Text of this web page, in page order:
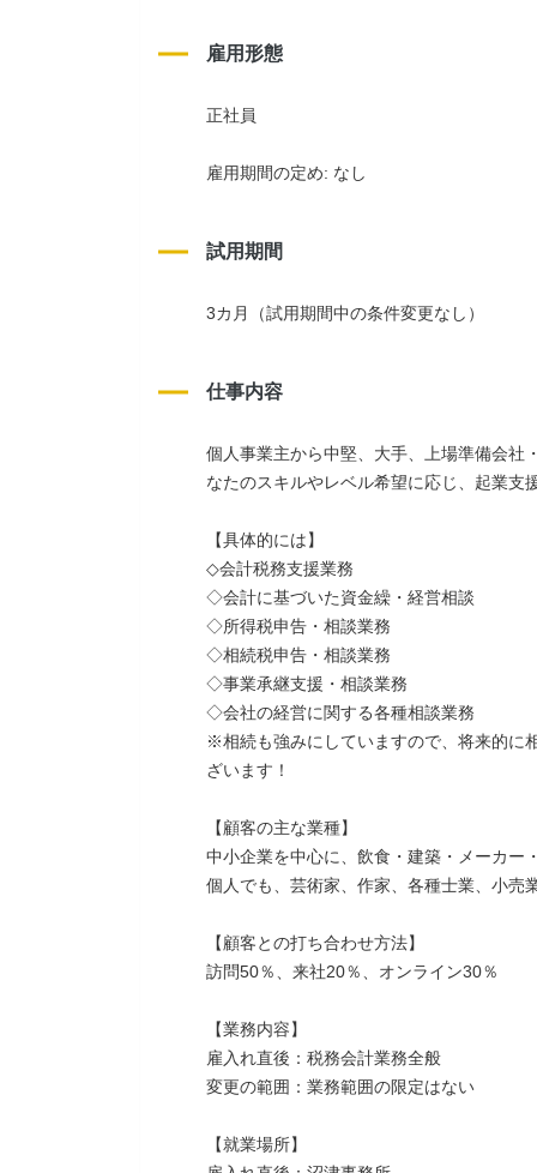
雇用形態
正社員
雇用期間の定め: なし
試用期間
3カ月（試用期間中の条件変更なし）
仕事内容
個人事業主から中堅、大手、上場準備会社
なたのスキルやレベル希望に応じ、起業支
【具体的には】
◇会計税務支援業務
◇会計に基づいた資金繰・経営相談
◇所得税申告・相談業務
◇相続税申告・相談業務
◇事業承継支援・相談業務
◇会社の経営に関する各種相談業務
※相続も強みにしていますので、将来的に
ざいます！
【顧客の主な業種】
中小企業を中心に、飲食・建築・メーカー
個人でも、芸術家、作家、各種士業、小売
【顧客との打ち合わせ方法】
訪問50％、来社20％、オンライン30％
【業務内容】
雇入れ直後：税務会計業務全般
変更の範囲：業務範囲の限定はない
【就業場所】